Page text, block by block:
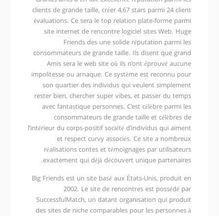
clients de grande taille, créer 4,67 stars parmi 24 client
évaluations. Ce sera le top relation plate-forme parmi
site internet de rencontre logiciel sites Web. Huge
Friends des une solide réputation parmi les
consommateurs de grande taille. Ils disent que grand
Amis sera le web site où ils n’ont éprouvé aucune
impolitesse ou arnaque. Ce système est reconnu pour
son quartier des individus qui veulent simplement
rester bien, chercher super vibes, et passer du temps
avec fantastique personnes. C’est célèbre parmi les
consommateurs de grande taille et célèbres de
l’intérieur du corps-positif société d’individus qui aiment
et respect curvy associés. Ce site a nombreux
réalisations contes et témoignages par utilisateurs
exactement qui déjà découvert unique partenaires.
Big Friends est un site basé aux États-Unis, produit en
2002. Le site de rencontres est possédé par
SuccessfulMatch, un datant organisation qui produit
des sites de niche comparables pour les personnes à